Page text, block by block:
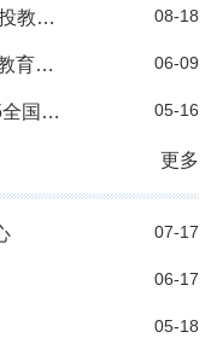
深圳证监局指导开展辖区第三届“8·18投教节”活动 08-18
2025年深圳辖区省级证券期货投资者教育基地考核结果 06-09
深圳证监局积极组织开展2024年“5·15全国投资者保护宣传日”活动 05-16
更多
07-17
06-17
05-18